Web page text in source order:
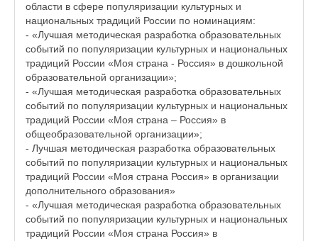
области в сфере популяризации культурных и
национальных традиций России по номинациям:
- «Лучшая методическая разработка образовательных
событий по популяризации культурных и национальных
традиций России «Моя страна - Россия» в дошкольной
образовательной организации»;
- «Лучшая методическая разработка образовательных
событий по популяризации культурных и национальных
традиций России «Моя страна – Россия» в
общеобразовательной организации»;
- Лучшая методическая разработка образовательных
событий по популяризации культурных и национальных
традиций России «Моя страна Россия» в организации
дополнительного образования»
- «Лучшая методическая разработка образовательных
событий по популяризации культурных и национальных
традиций России «Моя страна Россия» в